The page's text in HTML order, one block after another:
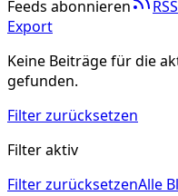
Feeds abonnieren RSS
Export
Keine Beiträge für die
gefunden.
Filter zurücksetzen
Filter aktiv
Filter zurücksetzenAlle